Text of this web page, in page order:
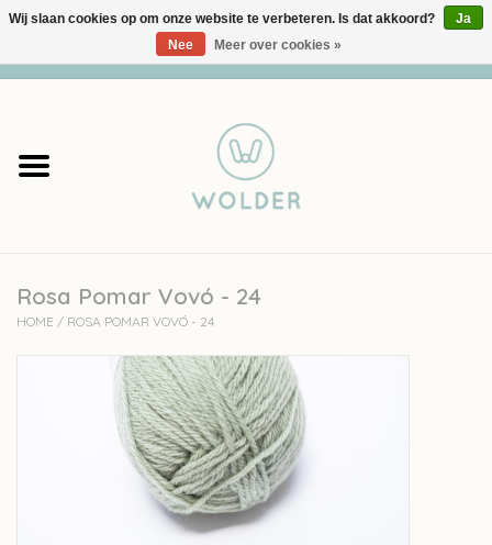
Garens
Accessoires
workshops
Rosa Pomar Vovó - 24
HOME / ROSA POMAR VOVÓ - 24
Wij slaan cookies op om onze website te verbeteren. Is dat akkoord?
Ja
Nee
Meer over cookies »